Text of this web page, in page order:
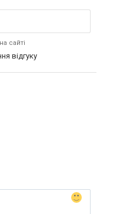
сайті
відгуку